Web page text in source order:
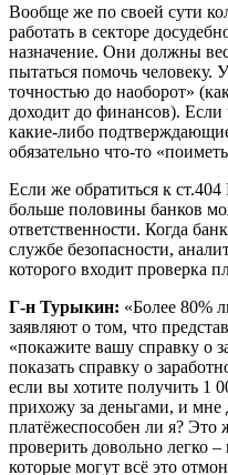
Вообще же по своей сути
работать в секторе
назначение. Они должны
пытаться помочь человеку.
точностью до наоборот»
доходит до финансов). Если
какие-либо
обязательно что-то
Если же обратиться к
больше половины банков
ответственности. Когда
службе безопасности,
которого входит проверка
Г-н Турыкин: «Более 80%
заявляют о том, что
«покажите вашу справку о
показать справку о
если вы хотите получить 1
прихожу за деньгами, и мне
платёжеспособен ли я? Это
проверить довольно легко
которые могут всё это